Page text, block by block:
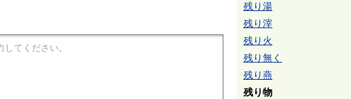
残り湯
残り滓
残り火
残り無く
残り燕
残り物